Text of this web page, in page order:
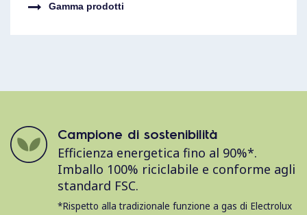
Gamma prodotti
Campione di sostenibilità
Efficienza energetica fino al 90%*.
Imballo 100% riciclabile e conforme agli
standard FSC.
*Rispetto alla tradizionale funzione a gas di Electrolux